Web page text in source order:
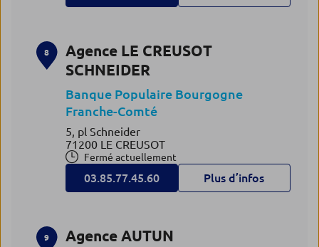
8
Agence LE CREUSOT
SCHNEIDER
Banque Populaire Bourgogne
Franche-Comté
5, pl Schneider
71200 LE CREUSOT
Fermé actuellement
03.85.77.45.60 Plus d’infos
9 Agence AUTUN